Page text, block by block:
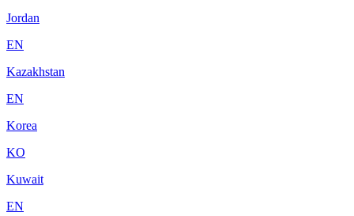
Jordan
EN
Kazakhstan
EN
Korea
KO
Kuwait
EN